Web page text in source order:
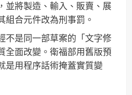
並將製造、輸入、販賣、展
組合元件改為刑事罰。
不是同一部草案的「文字修
全面改變。衛福部用舊版預
是用程序話術掩蓋實質變